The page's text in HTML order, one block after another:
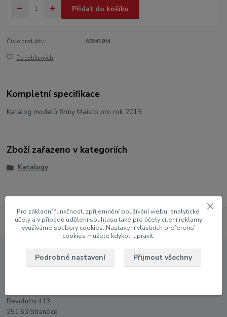
Přidat do košíku
Číslo produktu: ABM19M
Do oblíbených
Kompletní specifikace
Katalog modelů firmy Maisto pro rok 2019
Zboží zařazeno v kategoriích
Katalogy
Provozovatel
Revoluční 413
251 63 Strančice
Pro základní funkčnost, zpříjemnění používání webu, analytické
účely a v případě udělení souhlasu také pro účely cílení reklamy
využíváme soubory cookies. Nastavení vlastních preferencí
cookies můžete kdykoli upravit.
Podrobné nastavení Přijmout všechny